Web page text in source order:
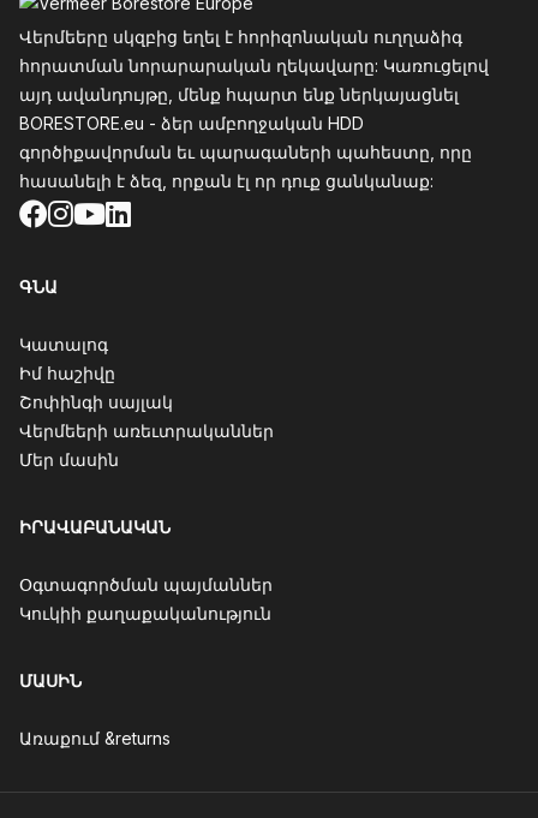
Վերմեերը սկզբից եղել է հորիզոնական ուղղաձիգ
հորատման նորարարական ղեկավարը: Կառուցելով
այդ ավանդույթը, մենք հպարտ ենք ներկայացնել
BORESTORE.eu - ձեր ամբողջական HDD
գործիքավորման եւ պարագաների պահեստը, որը
հասանելի է ձեզ, որքան էլ որ դուք ցանկանաք:
Facebook
Instagram
YouTube
LinkedIn
ԳՆԱ
Կատալոգ
Իմ հաշիվը
Շոփինգի սայլակ
Վերմեերի առեւտրականներ
Մեր մասին
ԻՐԱՎԱԲԱՆԱԿԱՆ
Օգտագործման պայմաններ
Կուկիի քաղաքականություն
ՄԱՍԻՆ
Առաքում &returns